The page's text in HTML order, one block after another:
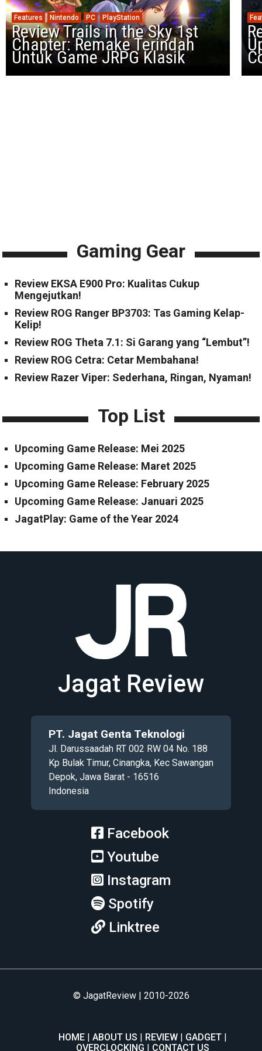
Features Nintendo PC PlayStation
Review Trails in the Sky 1st
Chapter: Remake Terindah
Untuk Game JRPG Klasik
Gaming Gear
Review EKSA E900 Pro: Kualitas Cukup
Mengejutkan!
Review ROG Ranger BP3703: Tas Gaming Kelap-
Kelip!
Review ROG Theta 7.1: Si Garang yang “Lembut”!
Review ROG Cetra: Cetar Membahana!
Review Razer Viper: Sederhana, Ringan, Nyaman!
Top List
Upcoming Game Release: Mei 2025
Upcoming Game Release: Maret 2025
Upcoming Game Release: February 2025
Upcoming Game Release: Januari 2025
JagatPlay: Game of the Year 2024
Jagat Review
PT. Jagat Genta Teknologi
Jl. Darussaadah RT 002 RW 04 No. 188
Kp Bulak Timur, Cinangka, Kec Sawangan
Depok, Jawa Barat - 16516
Indonesia
Facebook
Youtube
Instagram
Spotify
Linktree
© JagatReview | 2010-2026
HOME ABOUT US REVIEW
GADGET
OVERCLOCKING
CONTACT US